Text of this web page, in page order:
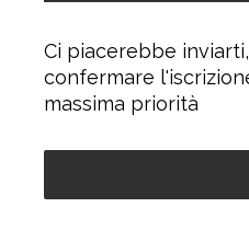
Ci piacerebbe
confermare
massima priorità